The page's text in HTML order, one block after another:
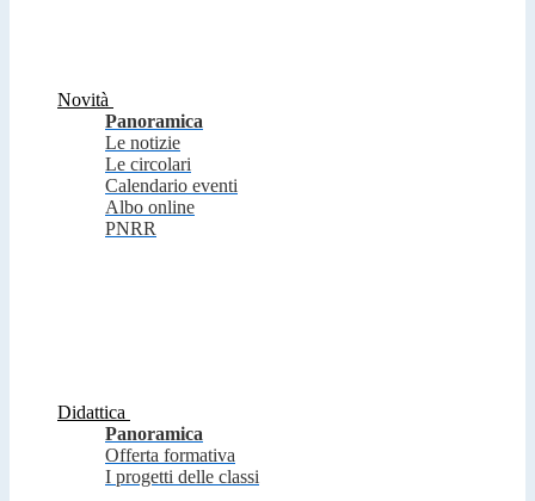
Novità
Panoramica
Le notizie
Le circolari
Calendario eventi
Albo online
PNRR
Didattica
Panoramica
Offerta formativa
I progetti delle classi